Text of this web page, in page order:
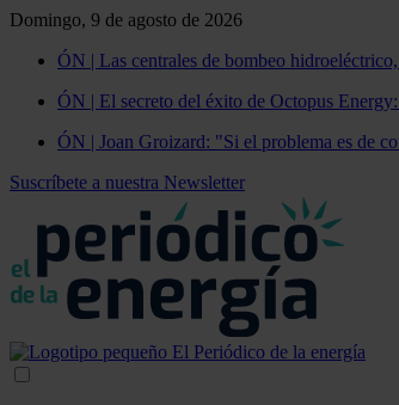
Domingo, 9 de agosto de 2026
ÓN | Las centrales de bombeo
ÓN | El secreto del éxito de Octopus
ÓN | Joan Groizard: "Si el problema es de
Suscríbete a nuestra Newsletter